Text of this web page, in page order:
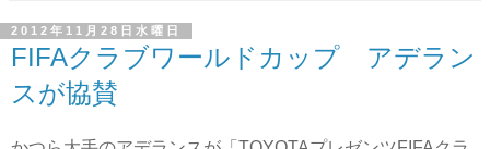
2012年11月28日水曜日
FIFAクラブワールドカップ アデラン
スが協賛